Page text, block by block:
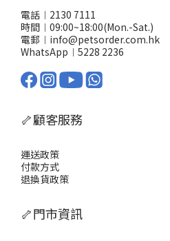
電話︱2130 7111
時間︱09:00~18:00(Mon.-Sat.)
電郵︱info@petsorder.com.hk
WhatsApp︱ 5228 2236
🦴顧客服務
運送政策
付款方式
退換貨政策
🦴門市資訊